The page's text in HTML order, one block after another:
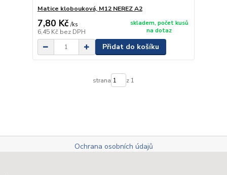
Matice klobouková, M12 NEREZ A2
7,80 Kč /ks
6,45 Kč bez DPH
skladem, počet kusů
na dotaz
Přidat do košíku
strana z 1
Ochrana osobních údajů